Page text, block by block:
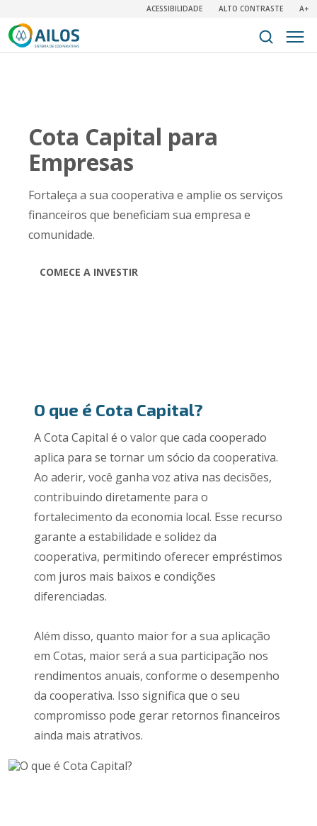
ACESSIBILIDADE ALTO CONTRASTE A+
Cota Capital para
Empresas
Fortaleça a sua cooperativa e amplie os serviços
financeiros que beneficiam sua empresa e
comunidade.
COMECE A INVESTIR
O que é Cota Capital?
A Cota Capital é o valor que cada cooperado
aplica para se tornar um sócio da cooperativa.
Ao aderir, você ganha voz ativa nas decisões,
contribuindo diretamente para o
fortalecimento da economia local. Esse recurso
garante a estabilidade e solidez da
cooperativa, permitindo oferecer empréstimos
com juros mais baixos e condições
diferenciadas.
Além disso, quanto maior for a sua aplicação
em Cotas, maior será a sua participação nos
rendimentos anuais, conforme o desempenho
da cooperativa. Isso significa que o seu
compromisso pode gerar retornos financeiros
ainda mais atrativos.